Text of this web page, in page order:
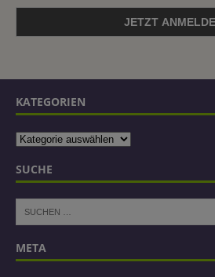
KATEGORIEN
SUCHE
META